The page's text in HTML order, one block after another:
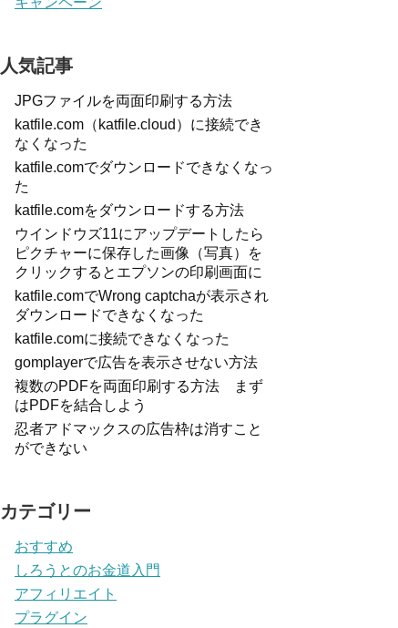
人気記事
JPGファイルを両面印刷する方法
katfile.com（katfile.cloud）に接続でき
なくなった
katfile.comでダウンロードできなくなっ
た
katfile.comをダウンロードする方法
ウインドウズ11にアップデートしたら
ピクチャーに保存した画像（写真）を
クリックするとエプソンの印刷画面に
katfile.comでWrong captchaが表示され
ダウンロードできなくなった
katfile.comに接続できなくなった
gomplayerで広告を表示させない方法
複数のPDFを両面印刷する方法 まず
はPDFを結合しよう
忍者アドマックスの広告枠は消すこと
ができない
カテゴリー
おすすめ
しろうとのお金道入門
アフィリエイト
プラグイン